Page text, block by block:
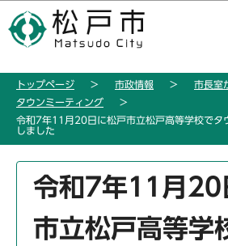
の
ー
このページの本文へ
トップページ 市政情報
市長室
タウンミーティング
令和7年11月20日に松戸市立松戸高等学校でタ
しました
令和7年11月20
市立松戸高等学